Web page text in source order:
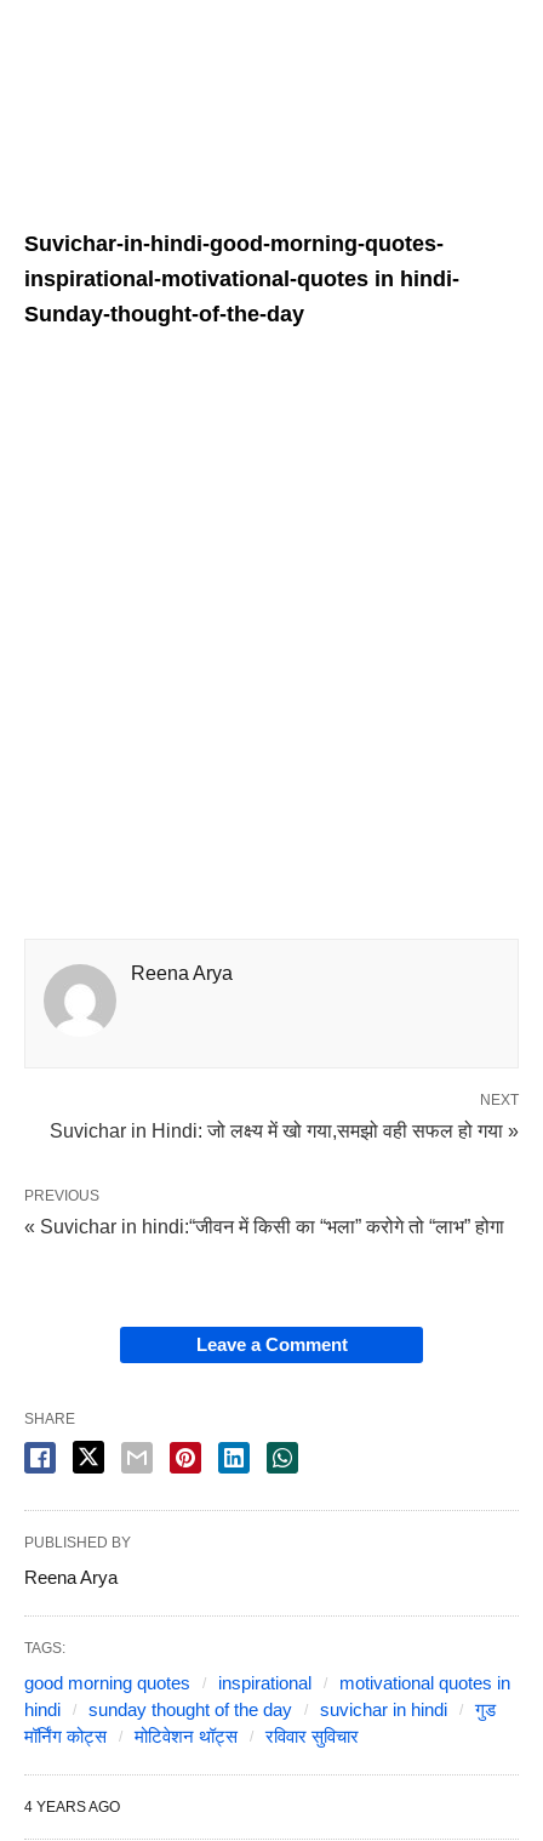
Suvichar-in-hindi-good-morning-quotes-
inspirational-motivational-quotes in hindi-
Sunday-thought-of-the-day
Reena Arya
NEXT
Suvichar in Hindi: जो लक्ष्य में खो गया,समझो वही सफल हो गया »
PREVIOUS
« Suvichar in hindi:“जीवन में किसी का “भला” करोगे तो “लाभ” होगा
Leave a Comment
SHARE
PUBLISHED BY
Reena Arya
TAGS:
good morning quotes inspirational
motivational quotes in
hindi
sunday thought of the day suvichar in hindi
गुड
मॉर्निंग कोट्स
मोटिवेशन थॉट्स रविवार सुविचार
4 YEARS AGO